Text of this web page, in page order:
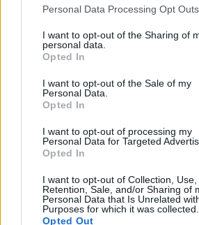
Personal Data Processing Opt Outs
I want to opt-out of the Sharing of
personal data.
Opted In
I want to opt-out of the Sale of my
Personal Data.
Opted In
I want to opt-out of processing my
Personal Data for Targeted
Opted In
I want to opt-out of Collection, Use,
Retention, Sale, and/or Sharing of
Personal Data that Is Unrelated
Purposes for which it was collected.
Opted Out
LIITTYVÄT ARTIKKELIT
Suomen MM-
todellinen
analyysi
näin katsot ottelun